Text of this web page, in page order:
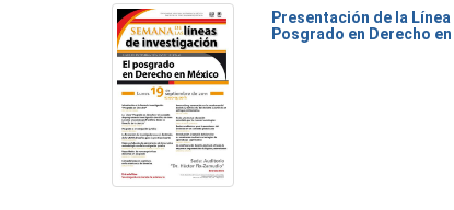
Presentación de la
Posgrado en Derecho